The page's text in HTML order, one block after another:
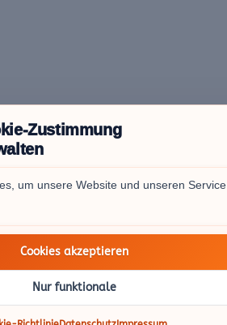
Zustimmung
um unsere Website und unseren
Cookies akzeptieren
Nur funktionale